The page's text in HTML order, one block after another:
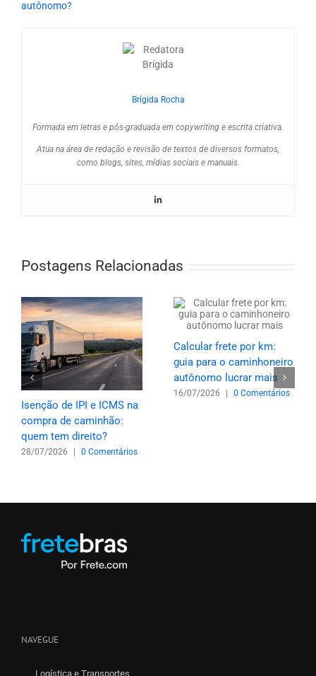
autônomo?
Brígida Rocha
Formada em letras e pós-graduada em copywriting e escrita criativa.
Atua na área de redação e revisão de textos de diversos formatos,
como blogs, sites, mídias sociais e manuais.
Postagens Relacionadas
Isenção de IPI e ICMS na
compra de caminhão:
quem tem direito?
28/07/2026 0 Comentários
Calcular frete por km:
guia para o caminhoneiro
autônomo lucrar mais
16/07/2026 | 0 Comentários
NAVEGUE
Logística e Transportes